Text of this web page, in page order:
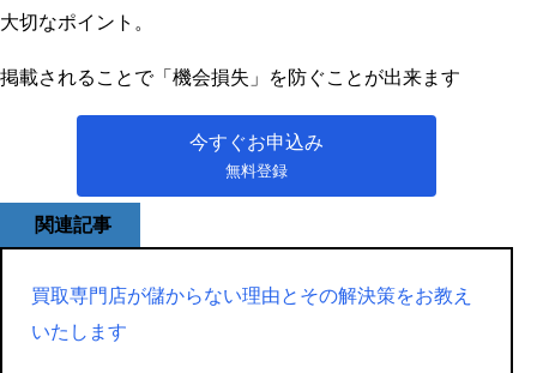
大切なポイント。
掲載されることで「機会損失」を防ぐことが出来ます
今すぐお申込み
無料登録
関連記事
買取専門店が儲からない理由とその解決策をお教え
いたします